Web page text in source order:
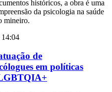
históricos, a obra é uma
da psicologia na saúde
mineiro.
14:04
de
em políticas